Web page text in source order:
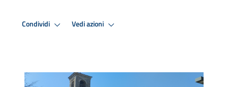
Condividi Vedi azioni